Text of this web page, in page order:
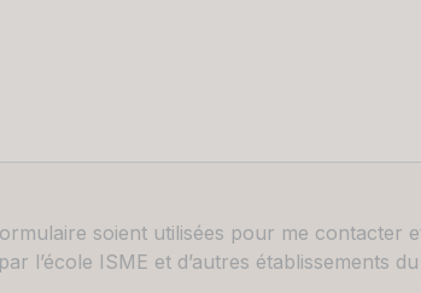
soient utilisées pour me contacter
l’école ISME et d’autres établissements